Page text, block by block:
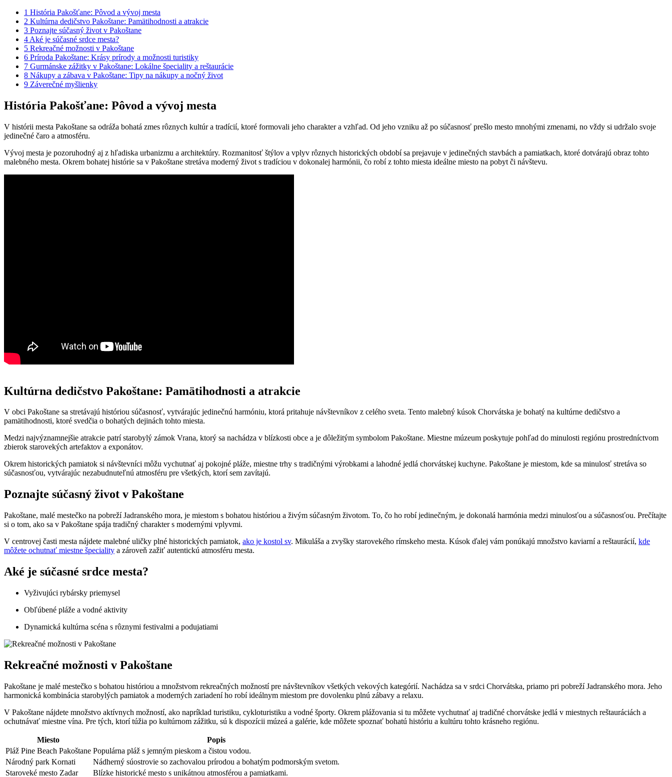
1 História Pakošťane: Pôvod a vývoj mesta
2 Kultúrna dedičstvo Pakoštane: Pamätihodnosti a atrakcie
3 Poznajte súčasný život v Pakoštane
4 Aké je súčasné srdce mesta?
5 Rekreačné možnosti v Pakoštane
6 Príroda Pakoštane: Krásy prírody a možnosti turistiky
7 Gurmánske zážitky v Pakoštane: Lokálne špeciality a reštaurácie
8 Nákupy a zábava v Pakoštane: Tipy na nákupy a nočný život
9 Záverečné myšlienky
História Pakošťane: Pôvod a vývoj mesta
V histórii mesta Pakoštane sa odráža bohatá zmes rôznych kultúr a tradícií, ktoré formovali jeho charakter a vzhľad. Od jeho vzniku až po súčasnosť prešlo mesto mnohými zmenami, no vždy si udržalo svoje
jedinečné čaro a atmosféru.
Vývoj mesta je pozoruhodný aj z hľadiska urbanizmu a architektúry. Rozmanitosť štýlov a vplyv rôznych historických období sa prejavuje v jedinečných stavbách a pamiatkach, ktoré dotvárajú obraz tohto
malebného mesta. Okrem bohatej histórie sa v Pakoštane stretáva moderný život s tradíciou v dokonalej harmónii, čo robí z tohto miesta ideálne miesto na pobyt či návštevu.
Kultúrna dedičstvo Pakoštane: Pamätihodnosti a atrakcie
V obci Pakoštane sa stretávajú históriou súčasnosť, vytvárajúc jedinečnú harmóniu, ktorá pritahuje návštevníkov z celého sveta. Tento malebný kúsok Chorvátska je bohatý na kultúrne dedičstvo a
pamätihodnosti, ktoré svedčia o bohatých dejinách tohto miesta.
Medzi najvýznamnejšie atrakcie patrí starobylý zámok Vrana, ktorý sa nachádza v blízkosti obce a je dôležitým symbolom Pakoštane. Miestne múzeum poskytuje pohľad do minulosti regiónu prostredníctvom
zbierok starovekých artefaktov a exponátov.
Okrem historických pamiatok si návštevníci môžu vychutnať aj pokojné pláže, miestne trhy s tradičnými výrobkami a lahodné jedlá chorvátskej kuchyne. Pakoštane je miestom, kde sa minulosť stretáva so
súčasnosťou, vytvárajúc nezabudnuteľnú atmosféru pre všetkých, ktorí sem zavítajú.
Poznajte súčasný život v Pakoštane
Pakoštane, malé mestečko na pobreží Jadranského mora, je miestom s bohatou históriou a živým súčasným životom. To, čo ho robí jedinečným, je dokonalá harmónia medzi minulosťou a súčasnosťou. Prečítajte
si o tom, ako sa v Pakoštane spája tradičný charakter s modernými vplyvmi.
V centrovej časti mesta nájdete malebné uličky plné historických pamiatok, ako je kostol sv. Mikuláša a zvyšky starovekého rímskeho mesta. Kúsok ďalej vám ponúkajú množstvo kaviarní a reštaurácií, kde
môžete ochutnať miestne špeciality a zároveň zažiť autentickú atmosféru mesta.
Aké je súčasné srdce mesta?
Vyživujúci rybársky priemysel
Obľúbené pláže a vodné aktivity
Dynamická kultúrna scéna s rôznymi festivalmi a podujatiami
Rekreačné možnosti v Pakoštane
Pakoštane je malé mestečko s bohatou históriou a množstvom rekreačných možností pre návštevníkov všetkých vekových kategórií. Nachádza sa v srdci Chorvátska, priamo pri pobreží Jadranského mora. Jeho
harmonická kombinácia starobylých pamiatok a moderných zariadení ho robí ideálnym miestom pre dovolenku plnú zábavy a relaxu.
V Pakoštane nájdete množstvo aktívnych možností, ako napríklad turistiku, cykloturistiku a vodné športy. Okrem plážovania si tu môžete vychutnať aj tradičné chorvátske jedlá v miestnych reštauráciách a
ochutnávať miestne vína. Pre tých, ktorí túžia po kultúrnom zážitku, sú k dispozícii múzeá a galérie, kde môžete spoznať bohatú históriu a kultúru tohto krásneho regiónu.
Miesto
Popis
Pláž Pine Beach Pakoštane Populárna pláž s jemným pieskom a čistou vodou.
Národný park Kornati
Nádherný súostrovie so zachovalou prírodou a bohatým podmorským svetom.
Staroveké mesto Zadar
Blízke historické mesto s unikátnou atmosférou a pamiatkami.